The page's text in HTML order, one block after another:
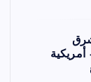
أمريكية